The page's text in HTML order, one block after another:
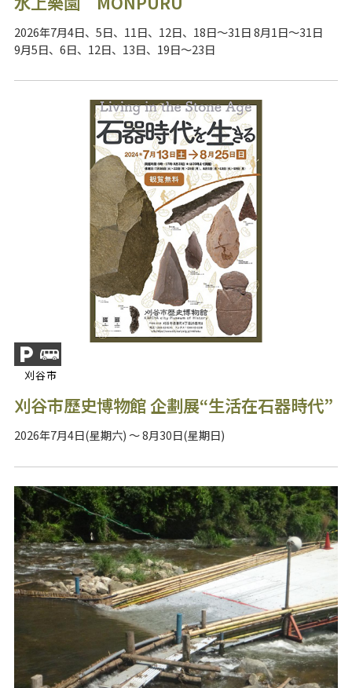
2026年7月4日、5日、11日、12日、18日～31日 8月1日～31日
9月5日、6日、12日、13日、19日～23日
刈谷市
刈谷市歷史博物館 企劃展“生活在石器時代”
2026年7月4日(星期六) ～ 8月30日(星期日)